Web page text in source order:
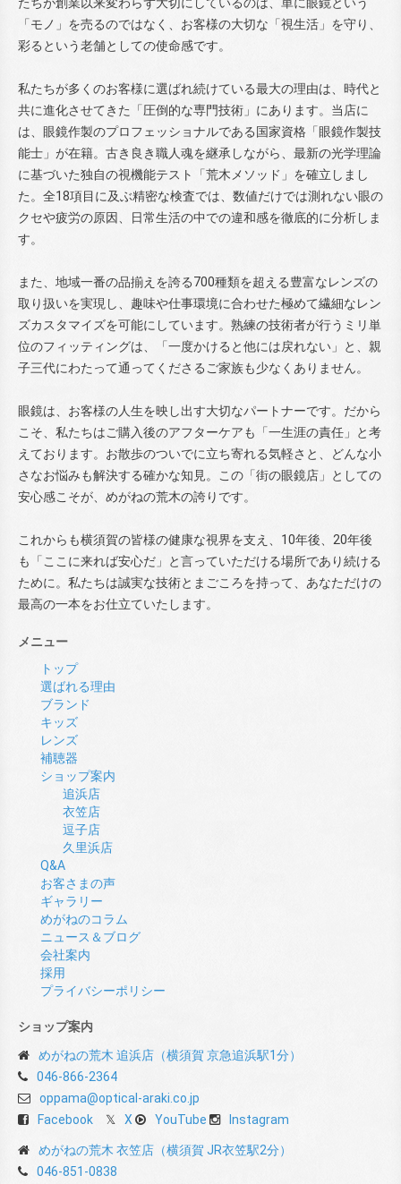
「モノ」を売るのではなく、お客様の大切な「視生活」を守り、
彩るという老舗としての使命感です。
私たちが多くのお客様に選ばれ続けている最大の理由は、時代と
共に進化させてきた「圧倒的な専門技術」にあります。当店に
は、眼鏡作製のプロフェッショナルである国家資格「眼鏡作製技
能士」が在籍。古き良き職人魂を継承しながら、最新の光学理論
に基づいた独自の視機能テスト「荒木メソッド」を確立しまし
た。全18項目に及ぶ精密な検査では、数値だけでは測れない眼の
クセや疲労の原因、日常生活の中での違和感を徹底的に分析しま
す。
また、地域一番の品揃えを誇る700種類を超える豊富なレンズの
取り扱いを実現し、趣味や仕事環境に合わせた極めて繊細なレン
ズカスタマイズを可能にしています。熟練の技術者が行うミリ単
位のフィッティングは、「一度かけると他には戻れない」と、親
子三代にわたって通ってくださるご家族も少なくありません。
眼鏡は、お客様の人生を映し出す大切なパートナーです。だから
こそ、私たちはご購入後のアフターケアも「一生涯の責任」と考
えております。お散歩のついでに立ち寄れる気軽さと、どんな小
さなお悩みも解決する確かな知見。この「街の眼鏡店」としての
安心感こそが、めがねの荒木の誇りです。
これからも横須賀の皆様の健康な視界を支え、10年後、20年後
も「ここに来れば安心だ」と言っていただける場所であり続ける
ために。私たちは誠実な技術とまごころを持って、あなただけの
最高の一本をお仕立ていたします。
メニュー
トップ
選ばれる理由
ブランド
キッズ
レンズ
補聴器
ショップ案内
追浜店
衣笠店
逗子店
久里浜店
Q&A
お客さまの声
ギャラリー
めがねのコラム
ニュース＆ブログ
会社案内
採用
プライバシーポリシー
ショップ案内
めがねの荒木 追浜店（横須賀 京急追浜駅1分）
046-866-2364
oppama@optical-araki.co.jp
Facebook
X YouTube Instagram
めがねの荒木 衣笠店（横須賀 JR衣笠駅2分）
046-851-0838